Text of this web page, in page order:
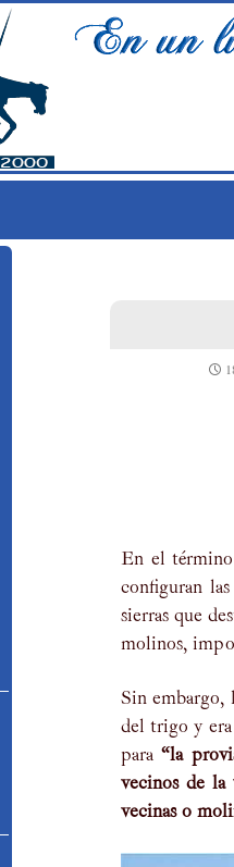
En el término
configuran
sierras que
molinos,
Sin embargo,
del trigo y era
para“la
vecinos de
vecinas o